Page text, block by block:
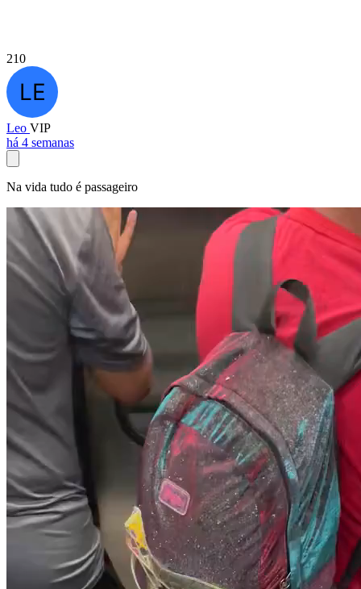
210
Leo VIP
há 4 semanas
Na vida tudo é passageiro